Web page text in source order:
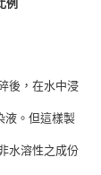
例
後，在水中浸
液。但這樣製
水溶性之成份